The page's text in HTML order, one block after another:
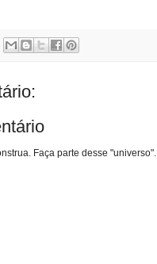
Faça parte desse "universo".